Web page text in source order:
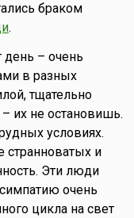
браком
.
– очень
в разных
тщательно
– их не остановишь.
условиях.
странноватых и
Эти люди
очень
цикла на свет